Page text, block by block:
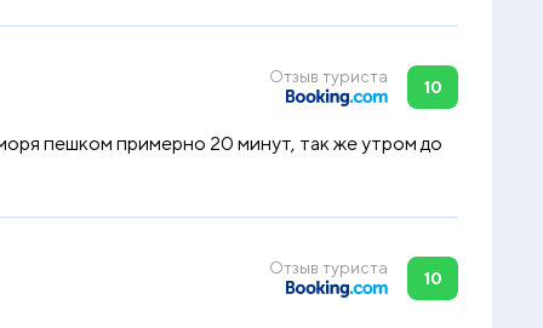
Отзыв туриста
10
пешком примерно 20 минут, так же утром до
Отзыв туриста
10